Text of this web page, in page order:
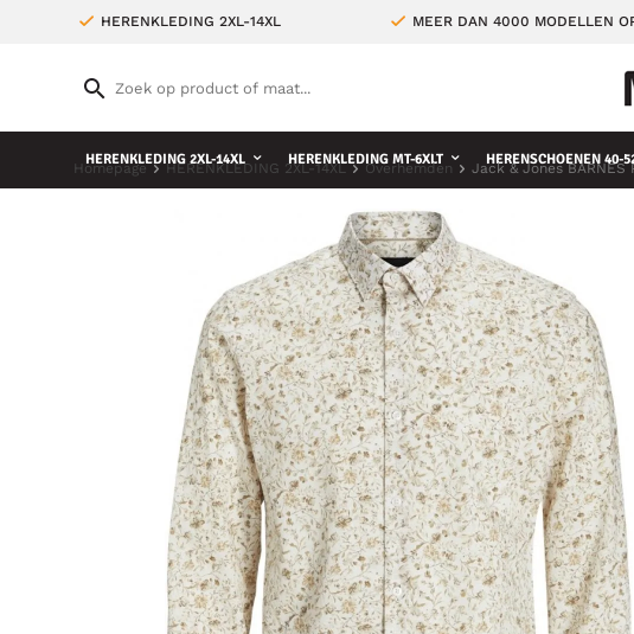
HERENKLEDING 2XL-14XL MEER DAN 4000 MODELLEN
HERENKLEDING 2XL-14XL HERENKLEDING MT-6XLT HERENSCHOENEN 40-
Homepage HERENKLEDING 2XL-14XL Overhemden Jack & Jones